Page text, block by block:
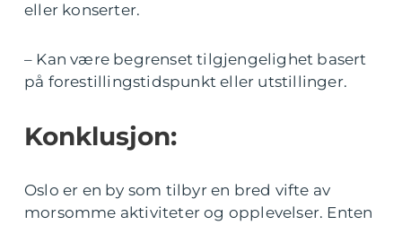
eller konserter.
– Kan være begrenset tilgjengelighet basert
på forestillingstidspunkt eller utstillinger.
Konklusjon:
Oslo er en by som tilbyr en bred vifte av
morsomme aktiviteter og opplevelser. Enten